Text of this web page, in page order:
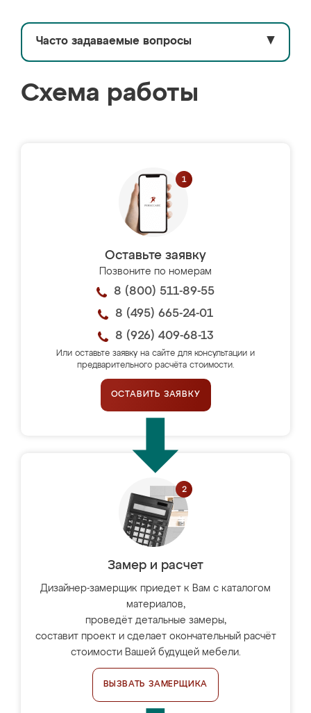
Часто задаваемые вопросы ▼
Схема работы
Оставьте заявку
Позвоните по номерам
8 (800) 511-89-55
8 (495) 665-24-01
8 (926) 409-68-13
Или оставьте заявку на сайте для консультации и
предварительного расчёта стоимости.
ОСТАВИТЬ ЗАЯВКУ
Замер и расчет
Дизайнер-замерщик приедет к Вам с каталогом
материалов,
проведёт детальные замеры,
составит проект и сделает окончательный расчёт
стоимости Вашей будущей мебели.
ВЫЗВАТЬ ЗАМЕРЩИКА